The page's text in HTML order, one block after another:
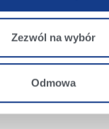
Zezwól na wybór
Odmowa